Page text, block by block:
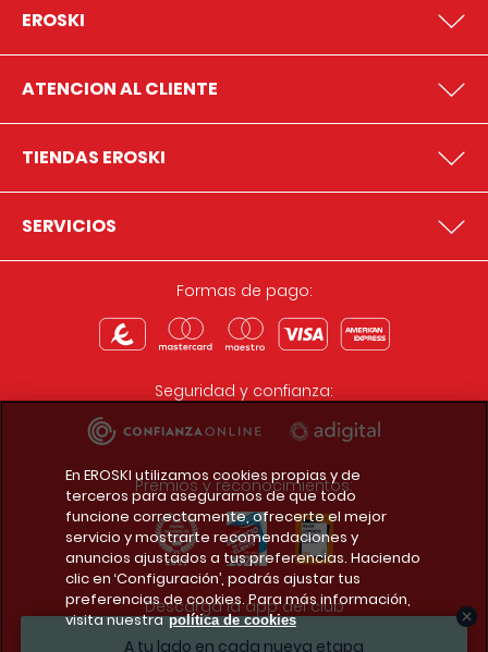
A tu lado en cada nueva etapa
EROSKI
ATENCION AL CLIENTE
TIENDAS EROSKI
SERVICIOS
Formas de pago:
Seguridad y confianza:
Premios y reconocimientos:
Descarga la app del club
En EROSKI utilizamos cookies propias y de
terceros para asegurarnos de que todo
funcione correctamente, ofrecerte el mejor
servicio y mostrarte recomendaciones y
anuncios ajustados a tus preferencias. Haciendo
clic en ‘Configuración’, podrás ajustar tus
preferencias de cookies. Para más información,
visita nuestra política de cookies